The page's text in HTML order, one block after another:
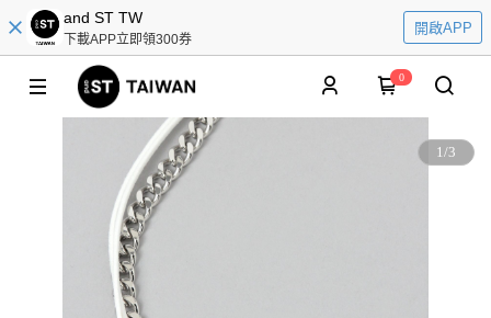
and ST TW
下載APP立即領300券
開啟APP
0
1/3